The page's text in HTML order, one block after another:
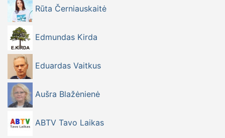
Rūta Černiauskaitė
Edmundas Kirda
Eduardas Vaitkus
Aušra Blažėnienė
ABTV Tavo Laikas